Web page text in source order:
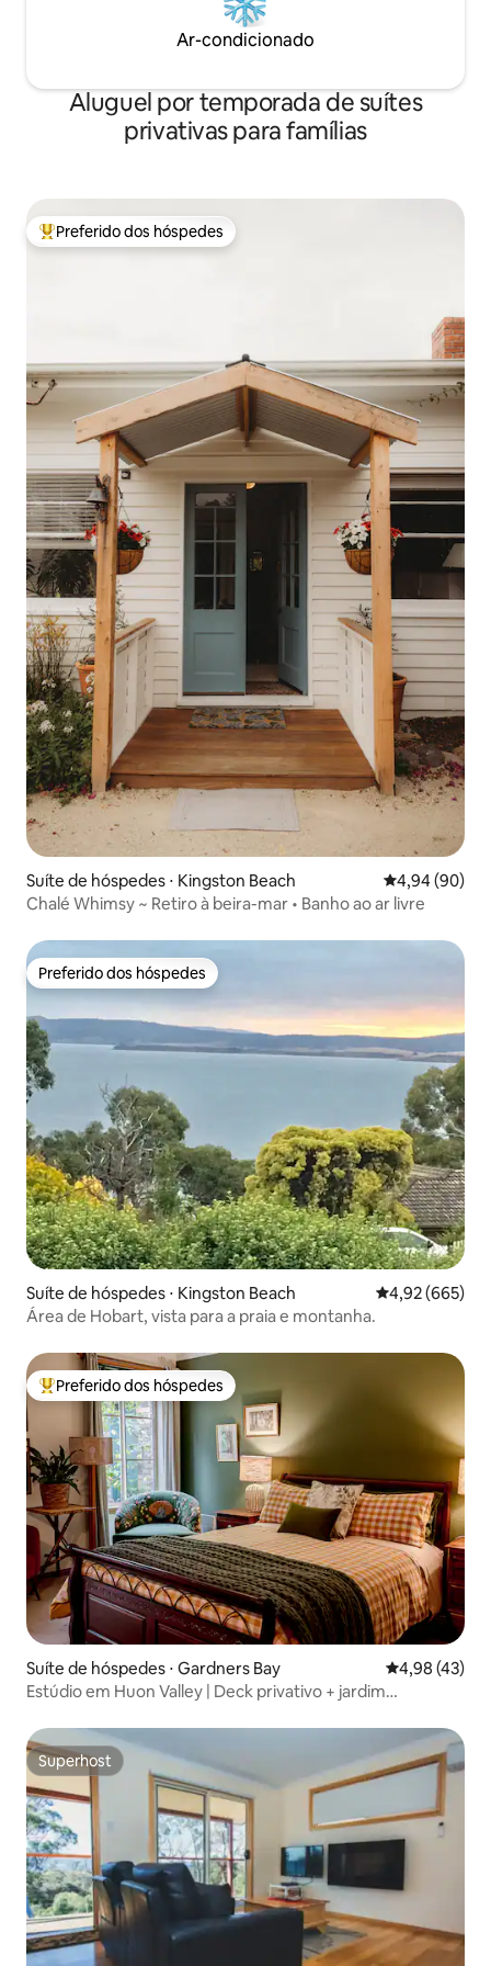
Ar-condicionado
Aluguel por temporada de suítes
privativas para famílias
Entre os melhores preferidos dos hóspedes
Preferido dos hóspedes
Suíte de hóspedes ⋅ Kingston Beach 4,94 de uma
4,94 (90)
Chalé Whimsy ~ Retiro à beira-mar • Banho ao ar livre
Preferido dos hóspedes
Preferido dos hóspedes
Suíte de hóspedes ⋅ Kingston Beach 4,92 de uma
4,92 (665)
Área de Hobart, vista para a praia e montanha.
Entre os melhores preferidos dos hóspedes
Preferido dos hóspedes
Suíte de hóspedes ⋅ Gardners Bay 4,98 de uma
4,98 (43)
Estúdio em Huon Valley | Deck privativo + jardim
Superhost
Superhost